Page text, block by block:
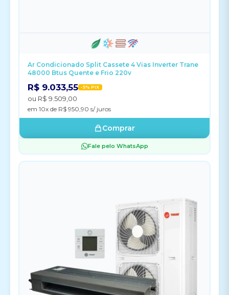
Ar Condicionado Split Cassete 4 Vias Inverter Trane
48000 Btus Quente e Frio 220v
R$ 9.033,55 -5% PIX
ou R$ 9.509,00
em 10x de R$ 950,90 s/ juros
Comprar
Fale pelo WhatsApp